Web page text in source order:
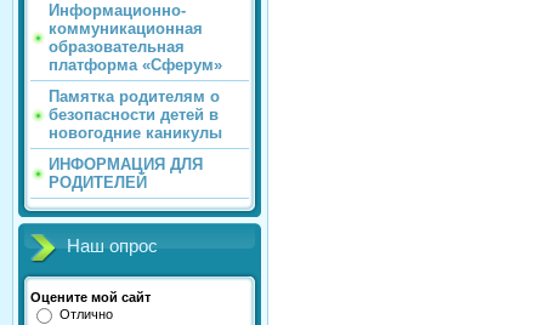
Информационно-
коммуникационная
образовательная
платформа «Сферум»
Памятка родителям о
безопасности детей в
новогодние каникулы
ИНФОРМАЦИЯ ДЛЯ
РОДИТЕЛЕЙ
Наш опрос
Оцените мой сайт
Отлично